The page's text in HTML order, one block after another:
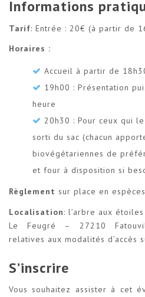
Informations
Tarif: Entrée : 20€ (à partir de
Horaires :
Accueil à partir de
19h00 : Présentation
heure
20h30 : Pour ceux qui
sorti du sac (chacun
biovégétariennes de
et four à disposition si
Règlement sur place en
Localisation: l’arbre aux
Le Feugré – 27210
relatives aux modalités d’accès
S’inscrire
Vous souhaitez assister à cet